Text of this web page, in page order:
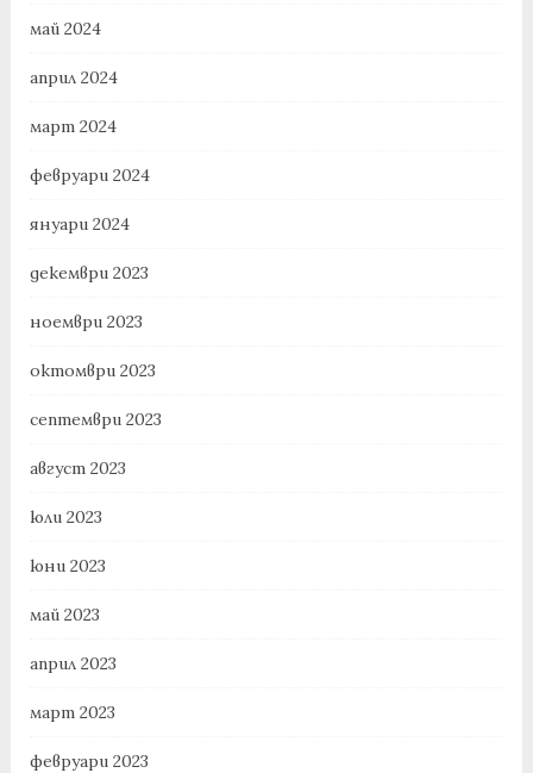
май 2024
април 2024
март 2024
февруари 2024
януари 2024
декември 2023
ноември 2023
октомври 2023
септември 2023
август 2023
юли 2023
юни 2023
май 2023
април 2023
март 2023
февруари 2023